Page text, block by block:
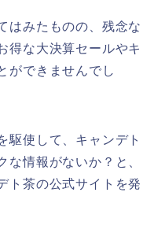
はみたものの、残念な
得な大決算セールやキ
ができませんでし
駆使して、キャンデト
な情報がないか？と、
ト茶の公式サイトを発